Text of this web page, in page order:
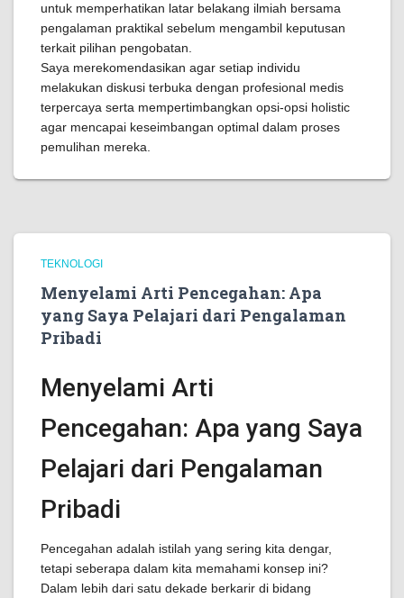
untuk memperhatikan latar belakang ilmiah bersama
pengalaman praktikal sebelum mengambil keputusan
terkait pilihan pengobatan.
Saya merekomendasikan agar setiap individu
melakukan diskusi terbuka dengan profesional medis
terpercaya serta mempertimbangkan opsi-opsi holistic
agar mencapai keseimbangan optimal dalam proses
pemulihan mereka.
TEKNOLOGI
Menyelami Arti Pencegahan: Apa
yang Saya Pelajari dari Pengalaman
Pribadi
Menyelami Arti
Pencegahan: Apa yang Saya
Pelajari dari Pengalaman
Pribadi
Pencegahan adalah istilah yang sering kita dengar,
tetapi seberapa dalam kita memahami konsep ini?
Dalam lebih dari satu dekade berkarir di bidang